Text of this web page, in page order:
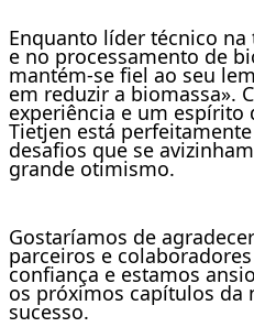
Enquanto líder técnico
e no processamento de
mantém-se fiel ao seu
em reduzir a biomassa».
experiência e um espírito
Tietjen está
desafios que se
grande otimismo.
Gostaríamos de
parceiros e
confiança e estamos
os próximos capítulos da
sucesso.